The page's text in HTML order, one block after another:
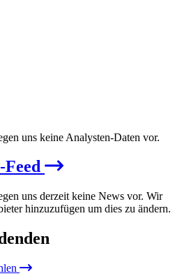
uns keine Analysten-Daten vor.
Feed
uns derzeit keine News vor. Wir
hinzuzufügen um dies zu ändern.